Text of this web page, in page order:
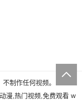
制作任何视频。
漫,热门视频,免费观看 w